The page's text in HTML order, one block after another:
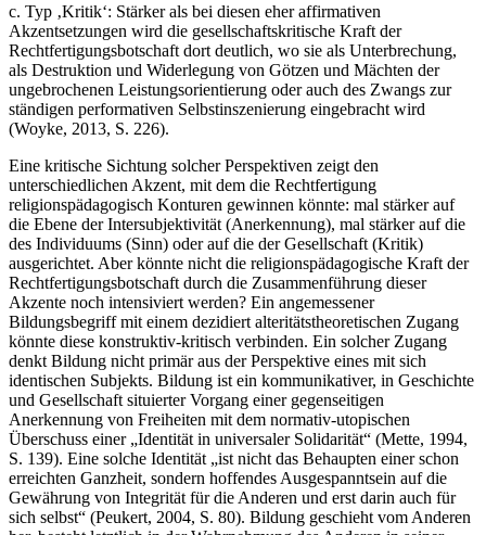
c. Typ ‚Kritik‘: Stärker als bei diesen eher affirmativen
Akzentsetzungen wird die gesellschaftskritische Kraft der
Rechtfertigungsbotschaft dort deutlich, wo sie als Unterbrechung,
als Destruktion und Widerlegung von Götzen und Mächten der
ungebrochenen Leistungsorientierung oder auch des Zwangs zur
ständigen performativen Selbstinszenierung eingebracht wird
(Woyke, 2013, S. 226).
Eine kritische Sichtung solcher Perspektiven zeigt den
unterschiedlichen Akzent, mit dem die Rechtfertigung
religionspädagogisch Konturen gewinnen könnte: mal stärker auf
die Ebene der Intersubjektivität (Anerkennung), mal stärker auf die
des Individuums (Sinn) oder auf die der Gesellschaft (Kritik)
ausgerichtet. Aber könnte nicht die religionspädagogische Kraft der
Rechtfertigungsbotschaft durch die Zusammenführung dieser
Akzente noch intensiviert werden? Ein angemessener
Bildungsbegriff mit einem dezidiert alteritätstheoretischen Zugang
könnte diese konstruktiv-kritisch verbinden. Ein solcher Zugang
denkt Bildung nicht primär aus der Perspektive eines mit sich
identischen Subjekts. Bildung ist ein kommunikativer, in Geschichte
und Gesellschaft situierter Vorgang einer gegenseitigen
Anerkennung von Freiheiten mit dem normativ-utopischen
Überschuss einer „Identität in universaler Solidarität“ (Mette, 1994,
S. 139). Eine solche Identität „ist nicht das Behaupten einer schon
erreichten Ganzheit, sondern hoffendes Ausgespanntsein auf die
Gewährung von Integrität für die Anderen und erst darin auch für
sich selbst“ (Peukert, 2004, S. 80). Bildung geschieht vom Anderen